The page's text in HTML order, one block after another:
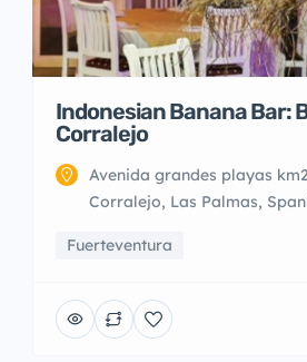
Indonesian Banana Bar:
Corralejo
Avenida grandes playas
Corralejo, Las Palmas,
Fuerteventura